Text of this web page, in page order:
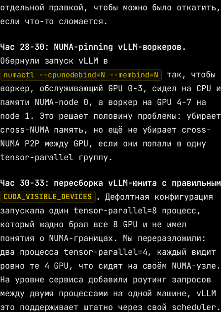
отдельной правкой, чтобы можно было откатить,
если что-то сломается.
Час 28-30: NUMA-pinning vLLM-воркеров.
Обернули запуск vLLM в
numactl --cpunodebind=N --membind=N
так, чтобы
воркер, обслуживающий GPU 0-3, сидел на CPU и
памяти NUMA-node 0, а воркер на GPU 4-7 на
node 1. Это решает половину проблемы: убирает
cross-NUMA память, но ещё не убирает cross-
NUMA P2P между GPU, если они попали в одну
tensor-parallel группу.
Час 30-33: пересборка vLLM-юнита с правильным
CUDA_VISIBLE_DEVICES . Дефолтная конфигурация
запускала один tensor-parallel=8 процесс,
который жадно брал все 8 GPU и не имел
понятия о NUMA-границах. Мы переразложили:
два процесса tensor-parallel=4, каждый видит
ровно те 4 GPU, что сидят на своём NUMA-узле.
На уровне сервиса добавили роутинг запросов
между двумя процессами на одной машине, vLLM
это поддерживает штатно через свой scheduler.